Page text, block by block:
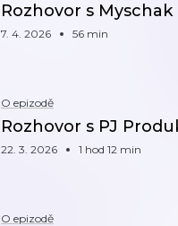
Rozhovor s Myschak
7. 4. 2026 56 min
O epizodě
Rozhovor s PJ
22. 3. 2026 1 hod 12 min
O epizodě